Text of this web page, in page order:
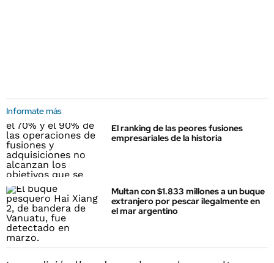
Informate más
El ranking de las peores fusiones
empresariales de la historia
Multan con $1.833 millones a un buque
extranjero por pescar ilegalmente en
el mar argentino